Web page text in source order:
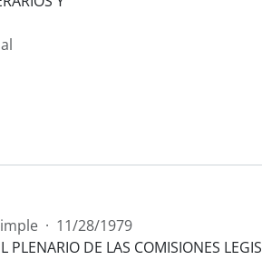
· 11/28/1979
DE LAS COMISIONES